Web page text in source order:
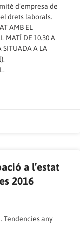
d’empresa de
drets laborals.
AMB EL
MATÍ DE 10.30 A
SITUADA A LA
a l’estat
2016
Tendencies any